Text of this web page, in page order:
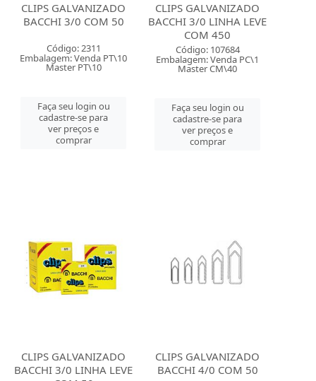
CLIPS GALVANIZADO
BACCHI 3/0 COM 50
Código: 2311
Embalagem: Venda PT\10
Master PT\10
Faça seu login ou
cadastre-se para
ver preços e
comprar
CLIPS GALVANIZADO
BACCHI 3/0 LINHA LEVE
COM 450
Código: 107684
Embalagem: Venda PC\1
Master CM\40
Faça seu login ou
cadastre-se para
ver preços e
comprar
CLIPS GALVANIZADO
BACCHI 3/0 LINHA LEVE
CLIPS GALVANIZADO
BACCHI 4/0 COM 50